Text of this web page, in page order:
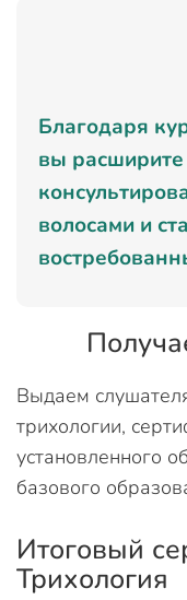
Благодаря
вы расширите
волосами и
Выдаем
трихологии,
установленного
базового
Итоговый
Трихология